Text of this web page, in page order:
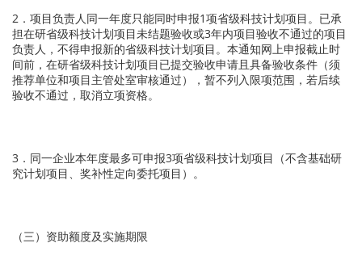
2．项目负责人同一年度只能同时申报1项省级科技计划项目。已承
担在研省级科技计划项目未结题验收或3年内项目验收不通过的项目
负责人，不得申报新的省级科技计划项目。本通知网上申报截止时
间前，在研省级科技计划项目已提交验收申请且具备验收条件（须
推荐单位和项目主管处室审核通过），暂不列入限项范围，若后续
验收不通过，取消立项资格。
3．同一企业本年度最多可申报3项省级科技计划项目（不含基础研
究计划项目、奖补性定向委托项目）。
（三）资助额度及实施期限